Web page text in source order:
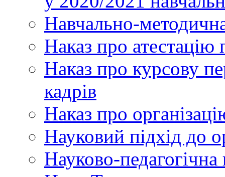
Навчально-
Наказ про атестацію
Наказ про курсову
кадрів
Наказ про
Науковий підхід до
Науково-